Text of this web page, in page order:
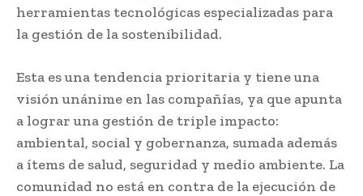
herramientas tecnológicas especializadas para
la gestión de la sostenibilidad.
Esta es una tendencia prioritaria y tiene una
visión unánime en las compañías, ya que apunta
a lograr una gestión de triple impacto:
ambiental, social y gobernanza, sumada además
a ítems de salud, seguridad y medio ambiente. La
comunidad no está en contra de la ejecución de